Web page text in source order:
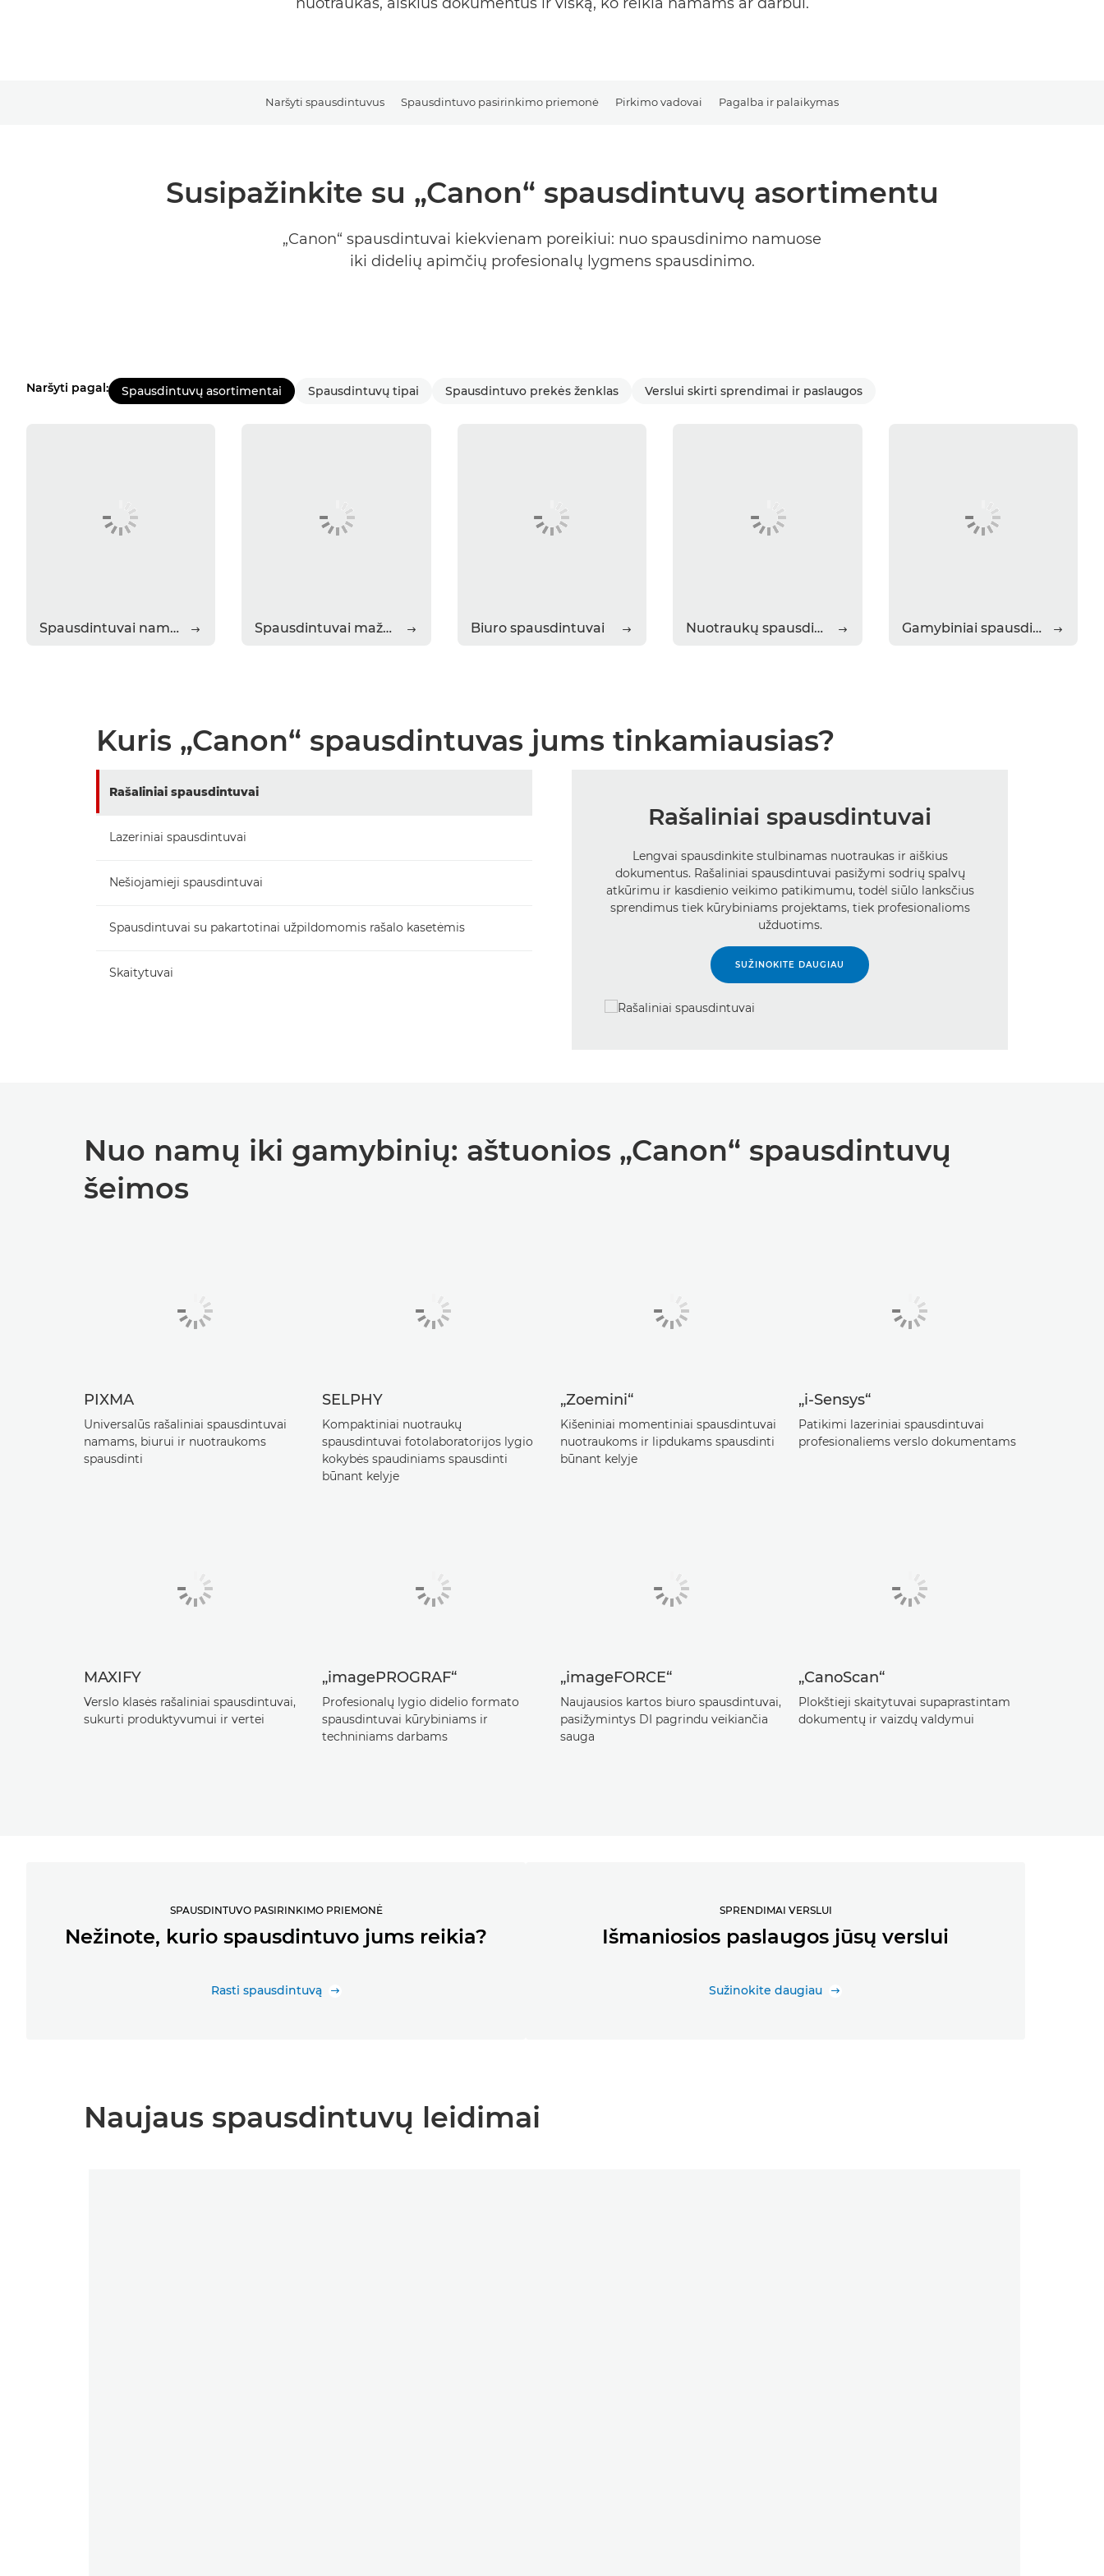
Naršyti spausdintuvus Spausdintuvo pasirinkimo priemonė Pirkimo vadovai Pagalba ir palaikymas
Susipažinkite su „Canon“ spausdintuvų asortimentu
„Canon“ spausdintuvai kiekvienam poreikiui: nuo spausdinimo namuose
iki didelių apimčių profesionalų lygmens spausdinimo.
Naršyti pagal: Spausdintuvų asortimentai Spausdintuvų tipai Spausdintuvo prekės ženklas Verslui skirti sprendimai ir paslaugos
Spausdintuvai namams Spausdintuvai mažam biurui Biuro spausdintuvai Nuotraukų spausdintuvai PRO Gamybiniai spausdintuvai
Kuris „Canon“ spausdintuvas jums tinkamiausias?
Rašaliniai spausdintuvai
Lazeriniai spausdintuvai
Nešiojamieji spausdintuvai
Spausdintuvai su pakartotinai užpildomomis rašalo kasetėmis
Skaitytuvai
Rašaliniai spausdintuvai
Lengvai spausdinkite stulbinamas nuotraukas ir aiškius
dokumentus. Rašaliniai spausdintuvai pasižymi sodrių spalvų
atkūrimu ir kasdienio veikimo patikimumu, todėl siūlo lanksčius
sprendimus tiek kūrybiniams projektams, tiek profesionalioms
užduotims.
SUŽINOKITE DAUGIAU
Nuo namų iki gamybinių: aštuonios „Canon“ spausdintuvų
šeimos
PIXMA
Universalūs rašaliniai spausdintuvai
namams, biurui ir nuotraukoms
spausdinti
SELPHY
Kompaktiniai nuotraukų
spausdintuvai fotolaboratorijos lygio
kokybės spaudiniams spausdinti
būnant kelyje
„Zoemini“
Kišeniniai momentiniai spausdintuvai
nuotraukoms ir lipdukams spausdinti
būnant kelyje
„i-Sensys“
Patikimi lazeriniai spausdintuvai
profesionaliems verslo dokumentams
MAXIFY
Verslo klasės rašaliniai spausdintuvai,
sukurti produktyvumui ir vertei
„imagePROGRAF“
Profesionalų lygio didelio formato
spausdintuvai kūrybiniams ir
techniniams darbams
„imageFORCE“
Naujausios kartos biuro spausdintuvai,
pasižymintys DI pagrindu veikiančia
sauga
„CanoScan“
Plokštieji skaitytuvai supaprastintam
dokumentų ir vaizdų valdymui
SPAUSDINTUVO PASIRINKIMO PRIEMONĖ
Nežinote, kurio spausdintuvo jums reikia?
Rasti spausdintuvą
SPRENDIMAI VERSLUI
Išmaniosios paslaugos jūsų verslui
Sužinokite daugiau
Naujaus spausdintuvų leidimai